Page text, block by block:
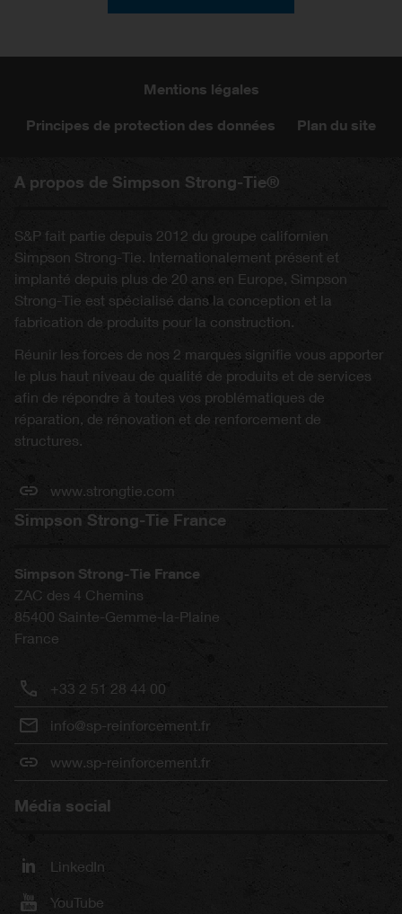
Mentions légales
Principes de protection des données Plan du site
A propos de Simpson Strong-Tie®
S&P fait partie depuis 2012 du groupe californien
Simpson Strong-Tie. Internationalement présent et
implanté depuis plus de 20 ans en Europe, Simpson
Strong-Tie est spécialisé dans la conception et la
fabrication de produits pour la construction.
Réunir les forces de nos 2 marques signifie vous apporter
le plus haut niveau de qualité de produits et de services
afin de répondre à toutes vos problématiques de
réparation, de rénovation et de renforcement de
structures.
www.strongtie.com
Simpson Strong-Tie France
Simpson Strong-Tie France
ZAC des 4 Chemins
85400 Sainte-Gemme-la-Plaine
France
+33 2 51 28 44 00
info@sp-reinforcement.fr
www.sp-reinforcement.fr
Média social
LinkedIn
YouTube